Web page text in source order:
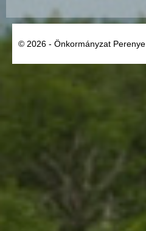
© 2026 - Önkormányzat Perenye